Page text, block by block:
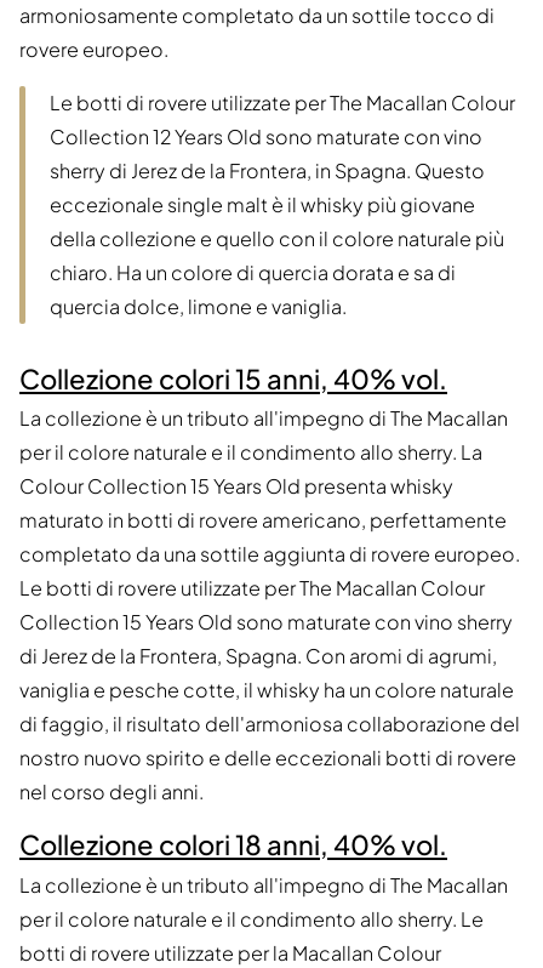
armoniosamente completato da un sottile tocco di
rovere europeo.
Le botti di rovere utilizzate per The Macallan Colour
Collection 12 Years Old sono maturate con vino
sherry di Jerez de la Frontera, in Spagna. Questo
eccezionale single malt è il whisky più giovane
della collezione e quello con il colore naturale più
chiaro. Ha un colore di quercia dorata e sa di
quercia dolce, limone e vaniglia.
Collezione colori 15 anni, 40% vol.
La collezione è un tributo all'impegno di The Macallan
per il colore naturale e il condimento allo sherry. La
Colour Collection 15 Years Old presenta whisky
maturato in botti di rovere americano, perfettamente
completato da una sottile aggiunta di rovere europeo.
Le botti di rovere utilizzate per The Macallan Colour
Collection 15 Years Old sono maturate con vino sherry
di Jerez de la Frontera, Spagna. Con aromi di agrumi,
vaniglia e pesche cotte, il whisky ha un colore naturale
di faggio, il risultato dell'armoniosa collaborazione del
nostro nuovo spirito e delle eccezionali botti di rovere
nel corso degli anni.
Collezione colori 18 anni, 40% vol.
La collezione è un tributo all'impegno di The Macallan
per il colore naturale e il condimento allo sherry. Le
botti di rovere utilizzate per la Macallan Colour